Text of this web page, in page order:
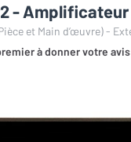
-
et Main d’œuvre) -
à donner votre avis